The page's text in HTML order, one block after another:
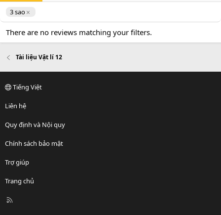
3 sao
There are no reviews matching your filters.
Tài liệu Vật lí 12
Tiếng Việt
Liên hệ
Quy định và Nội quy
Chính sách bảo mật
Trợ giúp
Trang chủ
R